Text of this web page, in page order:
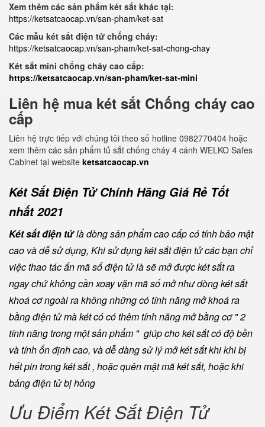
Xem thêm các sản phẩm két sắt khác tại:
https://ketsatcaocap.vn/san-pham/ket-sat
Các mẫu két sắt điện tử chống cháy:
https://ketsatcaocap.vn/san-pham/ket-sat-chong-chay
Két sắt mini chống cháy cao cấp:
https://ketsatcaocap.vn/san-pham/ket-sat-mini
Liên hệ mua két sắt Chống cháy cao
cấp
Liên hệ trực tiếp với chúng tôi theo số hotline 0982770404 hoặc
xem thêm các sản phẩm tủ sắt chống cháy 4 cánh WELKO Safes
Cabinet tại website ketsatcaocap.vn
Két Sắt Điện Tử Chính Hãng Giá Rẻ Tốt
nhất 2021
Két sắt điện tửlà dòng sản phẩm cao cấp có tính bảo mật
cao và dễ sử dụng, Khi sử dụng két sắt điện tử các bạn chỉ
việc thao tác ấn mã số điện tử là sẽ mở được két sắt ra
ngay chứ không cần xoay vặn mã số mở như dòng két sắt
khoá cơ ngoài ra không những có tính năng mở khoá ra
bằng điện tử mà két có có thêm tính năng mở bằng cơ " 2
tính năng trong một sản phẩm " giúp cho két sắt có độ bền
và tính ổn định cao, và dễ dàng sử lý mở két sắt khi khi bị
hết pin trong két sắt , hoặc quên mật mã két sắt, hoặc khi
bảng điện tử bị hỏng
Ưu Điểm Két Sắt Điện Tử